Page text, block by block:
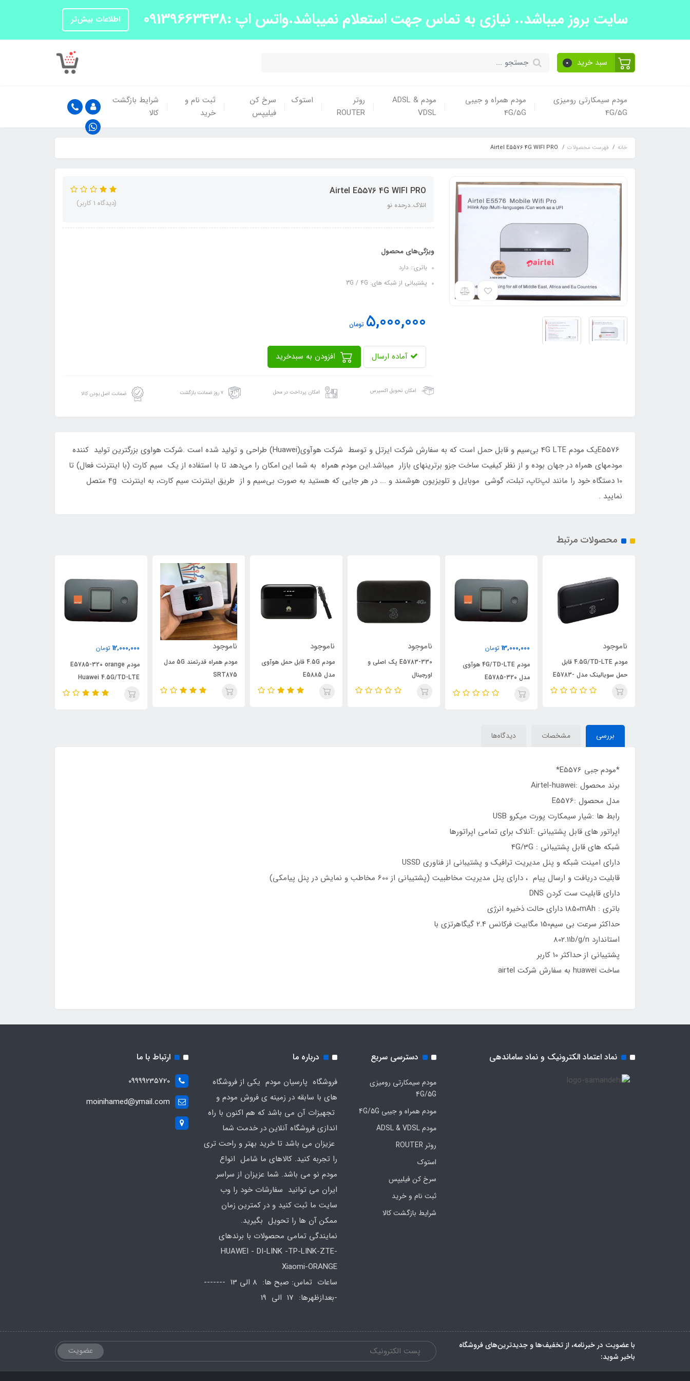
سایت بروز میباشد.. نیازی به تماس جهت استعلام نمیباشد.واتس اپ :09139663438 اطلاعات بیش‌تر
سبد خرید 0
مودم سیمکارتی رومیزی
4G/5G
مودم همراه و جیبی
4G/5G
مودم ADSL &
VDSL
روتر
ROUTER
استوک
سرخ کن
فیلیپس
ثبت نام و
خرید
شرایط بازگشت
کالا
خانه فهرست محصولات Airtel E5576 4G WIFI PRO
Airtel E5576 4G WIFI PRO
انلاک..درحده نو (دیدگاه 1 کاربر)
ویژگی‌های محصول
باتری:: دارد
پشتیبانی از شبکه های: 3G / 4G
5,000,000 تومان
آماده ارسال
امکان تحویل اکسپرس امکان پرداخت در محل ۷ روز ضمانت بازگشت ضمانت اصل بودن کالا
E5576یک مودم 4G LTE بی‌سیم و قابل حمل است که به سفارش شرکت ایرتل و توسط شرکت هوآوی(Huawei) طراحی و تولید شده است .شرکت هواوی بزرگترین تولید کننده
مودمهای همراه در جهان بوده و از نظر کیفیت ساخت جزو برترینهای بازار میباشد.این مودم همراه به شما این امکان را می‌دهد تا با استفاده از یک سیم کارت (با اینترنت فعال) تا
10 دستگاه خود را مانند لپ‌تاپ، تبلت، گوشی موبایل و تلویزیون هوشمند و ... در هر جایی که هستید به صورت بی‌سیم و از طریق اینترنت سیم کارت، به اینترنت 4g متصل
نمایید .
محصولات مرتبط
13,000,000
مودم 4G/TD-LTE هوآوی
مدل E5785-320
ناموجود
E5783-330 پک اصلی و
اورجینال
ناموجود
مودم 4.5G قابل حمل هوآوی
مدل E5885
ناموجود
مودم همراه قدرتمند 5G مدل
SRT875
12,000,000
مودم E5785-320 orange
Huawei 4.5G/TD-LTE
ناموجود
HUAWEI E5571-321 4G
بررسی مشخصات دیدگاه‌ها
*مودم جبی E5576*
برند محصول :Airtel-huawei
مدل محصول :E5576
رابط ها :شیار سیمکارت پورت میکرو USB
اپراتور های قابل پشتیبانی :آنلاک برای تمامی اپراتورها
شبکه های قابل پشتیبانی : 4G/3G
دارای امینت شبکه و پنل مدیریت ترافیک و پشتیبانی از فناوری USSD
قابلیت دریافت و ارسال پیام ، دارای پنل مدیریت مخاطبیت (پشتیبانی از 600 مخاطب و نمایش در پنل پیامکی)
دارای قابلیت ست کردن DNS
باتری : 1850mAh دارای حالت ذخیره انرژی
حداکثر سرعت بی سیم150 مگابیت فرکانس 2.4 گیگاهرتزی با
استاندارد 802.11b/g/n
پشتیبانی از حداکثر 10 کاربر
ساخت huawei به سفارش شرکت airtel
نماد اعتماد الکترونیک و نماد ساماندهی دسترسی سریع
مودم سیمکارتی رومیزی
4G/5G
مودم همراه و جیبی 4G/5G
مودم ADSL & VDSL
روتر ROUTER
استوک
سرخ کن فیلیپس
ثبت نام و خرید
شرایط بازگشت کالا
درباره ما
فروشگاه پارسیان مودم یکی از فروشگاه
های با سابقه در زمینه ی فروش مودم و
تجهیزات آن می باشد که هم اکنون با راه
اندازی فروشگاه آنلاین در خدمت شما
عزیزان می باشد تا خرید بهتر و راحت تری
را تجربه کنید. کالاهای ما شامل انواع
مودم نو می باشد. شما عزیزان از سراسر
ایران می توانید سفارشات خود را وب
سایت ما ثبت کنید و در کمترین زمان
ممکن آن ها را تحویل بگیرید.
نمایندگی تمامی محصولات با برندهای
HUAWEI - DI-LINK -TP-LINK-ZTE-
Xiaomi-ORANGE
ساعات تماس: صبح ها: 8 الی 13 -------
-بعدازظهرها: 17 الی 19
ارتباط با ما
09999235720
moinihamed@ymail.com
با عضویت در خبرنامه، از تخفیف‌ها و جدیدترین‌های فروشگاه
باخبر شوید:
عضویت